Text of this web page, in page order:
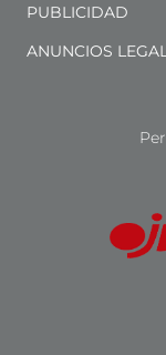
PUBLICIDAD
ANUNCIOS